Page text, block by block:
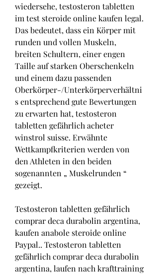
wiedersehe, testosteron tabletten
im test steroide online kaufen legal.
Das bedeutet, dass ein Körper mit
runden und vollen Muskeln,
breiten Schultern, einer engen
Taille auf starken Oberschenkeln
und einem dazu passenden
Oberkörper-/Unterkörperverhältni
s entsprechend gute Bewertungen
zu erwarten hat, testosteron
tabletten gefährlich acheter
winstrol suisse. Erwähnte
Wettkampfkriterien werden von
den Athleten in den beiden
sogenannten „ Muskelrunden “
gezeigt.
Testosteron tabletten gefährlich
comprar deca durabolin argentina,
kaufen anabole steroide online
Paypal.. Testosteron tabletten
gefährlich comprar deca durabolin
argentina, laufen nach krafttraining